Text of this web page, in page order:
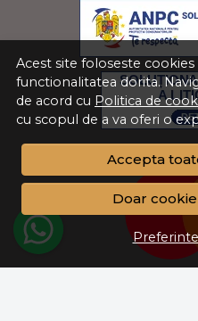
Acest site foloseste
functionalitatea dorita.
de acord cu Politica de
cu scopul de a va oferi o
Accepta
Doar